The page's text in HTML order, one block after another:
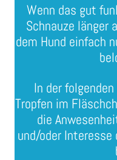
Wenn das gut
Schnauze länger
dem Hund einfach
In der
Tropfen im
die
und/oder Interesse